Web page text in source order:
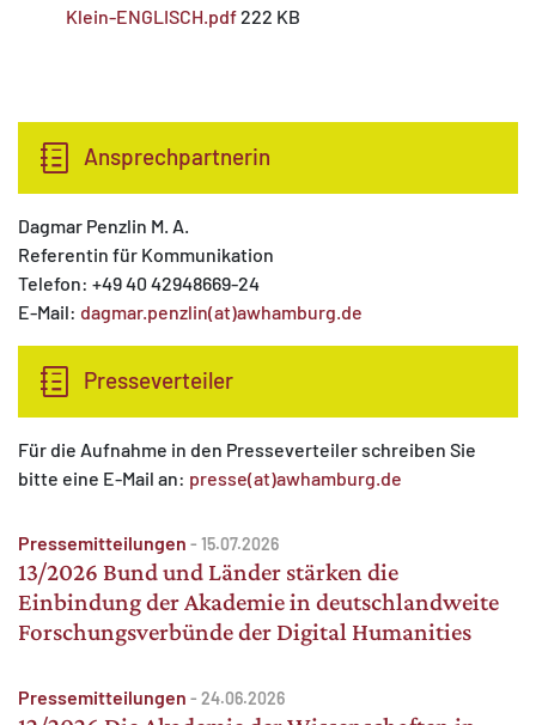
Klein-ENGLISCH.pdf222 KB
Ansprechpartnerin
Dagmar Penzlin M. A.
Referentin für Kommunikation
Telefon: +49 40 42948669-24
E-Mail: dagmar.penzlin(at)awhamburg.de
Presseverteiler
Für die Aufnahme in den Presseverteiler schreiben Sie
bitte eine E-Mail an: presse(at)awhamburg.de
Pressemitteilungen - 15.07.2026
13/2026 Bund und Länder stärken die
Einbindung der Akademie in deutschlandweite
Forschungsverbünde der Digital Humanities
Pressemitteilungen - 24.06.2026